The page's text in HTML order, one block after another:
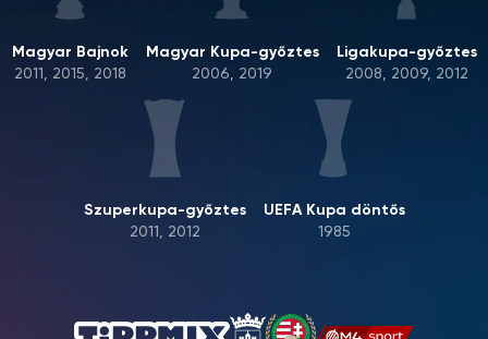
Magyar Bajnok
2011, 2015, 2018
Magyar Kupa-győztes
2006, 2019
Ligakupa-győztes
2008, 2009, 2012
Szuperkupa-győztes
2011, 2012
UEFA Kupa döntős
1985